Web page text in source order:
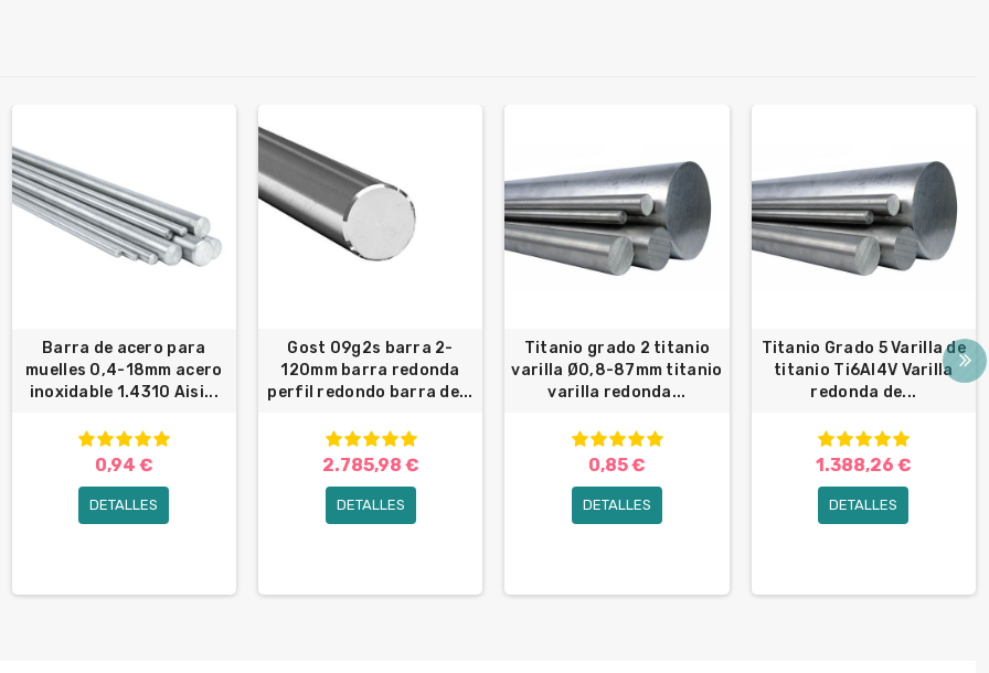
Barra de acero para
muelles 0,4-18mm acero
inoxidable 1.4310 Aisi...
0,94 €
DETALLES
Gost 09g2s barra 2-
120mm barra redonda
perfil redondo barra de...
2.785,98 €
DETALLES
Titanio grado 2 titanio
varilla Ø0,8-87mm titanio
varilla redonda...
0,85 €
DETALLES
Titanio Grado 5 Varilla de
titanio Ti6Al4V Varilla
redonda de...
1.388,26 €
DETALLES